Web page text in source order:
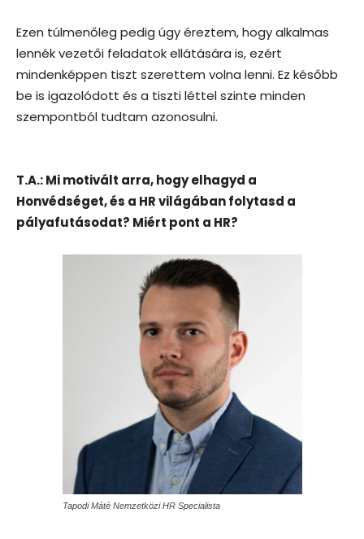
Ezen túlmenőleg pedig úgy éreztem, hogy alkalmas
lennék vezetői feladatok ellátására is, ezért
mindenképpen tiszt szerettem volna lenni. Ez később
be is igazolódott és a tiszti léttel szinte minden
szempontból tudtam azonosulni.
T.A.: Mi motivált arra, hogy elhagyd a
Honvédséget, és a HR világában folytasd a
pályafutásodat? Miért pont a HR?
Tapodi Máté Nemzetközi HR Specialista